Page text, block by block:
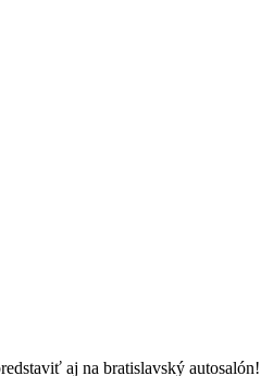
aj na bratislavský